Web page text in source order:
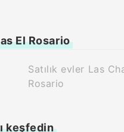
El Rosario
Satılık evler Las
Rosario
keşfedin